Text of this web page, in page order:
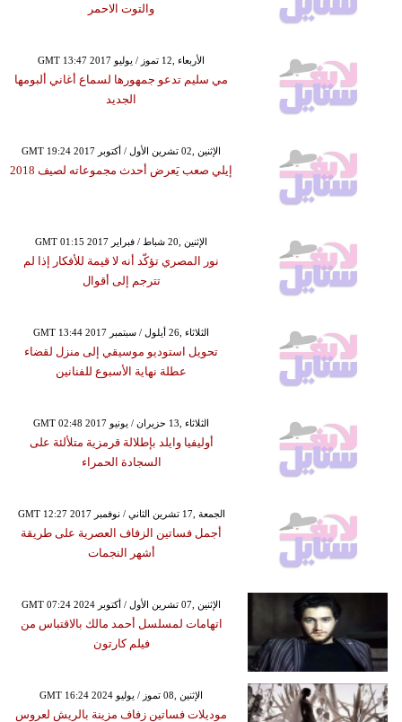
والتوت الاحمر
GMT 13:47 2017 الأربعاء ,12 تموز / يوليو
مي سليم تدعو جمهورها لسماع أغاني ألبومها
الجديد
GMT 19:24 2017 الإثنين ,02 تشرين الأول / أكتوبر
إيلي صعب يَعرض أحدث مجموعاته لصيف 2018
GMT 01:15 2017 الإثنين ,20 شباط / فبراير
نور المصري تؤكّد أنه لا قيمة للأفكار إذا لم
تترجم إلى أقوال
GMT 13:44 2017 الثلاثاء ,26 أيلول / سبتمبر
تحويل استوديو موسيقي إلى منزل لقضاء
عطلة نهاية الأسبوع للفنانين
GMT 02:48 2017 الثلاثاء ,13 حزيران / يونيو
أوليفيا وايلد بإطلالة قرمزية متلألئة على
السجادة الحمراء
GMT 12:27 2017 الجمعة ,17 تشرين الثاني / نوفمبر
أجمل فساتين الزفاف العصرية على طريقة
أشهر النجمات
GMT 07:24 2024 الإثنين ,07 تشرين الأول / أكتوبر
اتهامات لمسلسل أحمد مالك بالاقتباس من
فيلم كارتون
GMT 16:24 2024 الإثنين ,08 تموز / يوليو
موديلات فساتين زفاف مزينة بالريش لعروس